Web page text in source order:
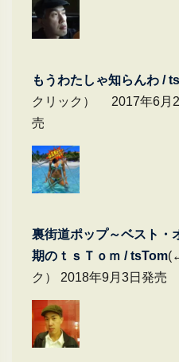
もうわたしゃ知らんわ /
クリック） 2017年6月
売
裏街道ポップ～ベスト・
期のｔｓＴｏｍ / tsTom
ク） 2018年9月3日発売